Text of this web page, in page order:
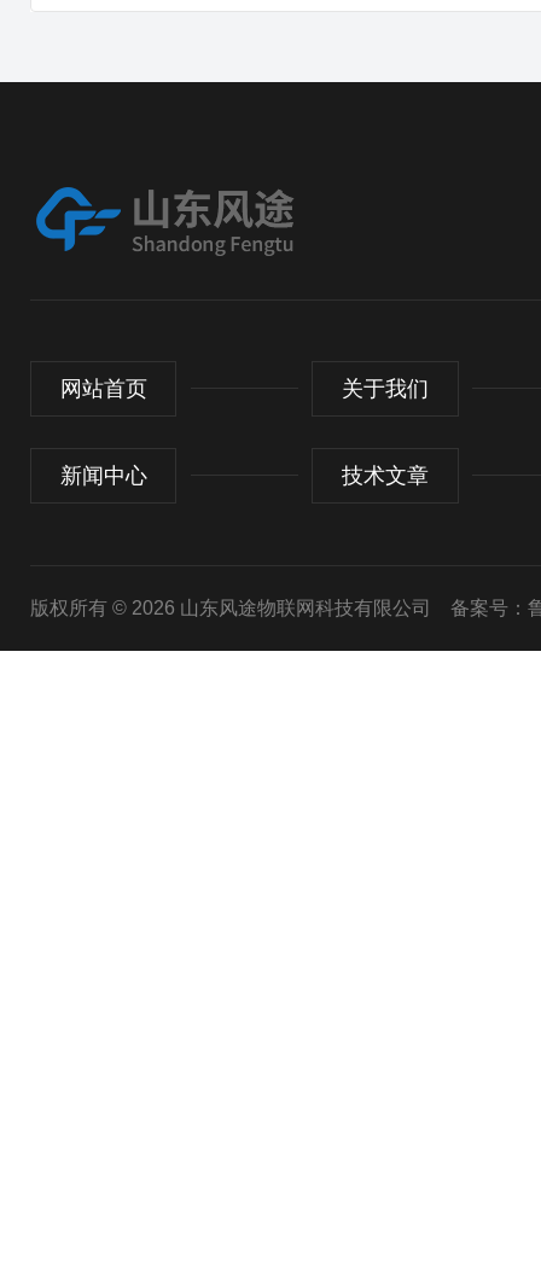
网站首页 关于我们
新闻中心 技术文章
版权所有 © 2026 山东风途物联网科技有限公司 备案号：